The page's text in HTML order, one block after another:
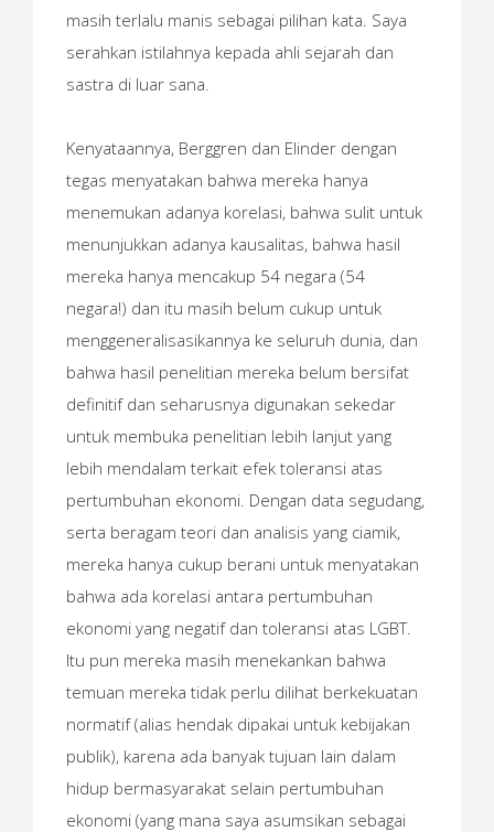
masih terlalu manis sebagai pilihan kata. Saya
serahkan istilahnya kepada ahli sejarah dan
sastra di luar sana.
Kenyataannya, Berggren dan Elinder dengan
tegas menyatakan bahwa mereka hanya
menemukan adanya korelasi, bahwa sulit untuk
menunjukkan adanya kausalitas, bahwa hasil
mereka hanya mencakup 54 negara (54
negara!) dan itu masih belum cukup untuk
menggeneralisasikannya ke seluruh dunia, dan
bahwa hasil penelitian mereka belum bersifat
definitif dan seharusnya digunakan sekedar
untuk membuka penelitian lebih lanjut yang
lebih mendalam terkait efek toleransi atas
pertumbuhan ekonomi. Dengan data segudang,
serta beragam teori dan analisis yang ciamik,
mereka hanya cukup berani untuk menyatakan
bahwa ada korelasi antara pertumbuhan
ekonomi yang negatif dan toleransi atas LGBT.
Itu pun mereka masih menekankan bahwa
temuan mereka tidak perlu dilihat berkekuatan
normatif (alias hendak dipakai untuk kebijakan
publik), karena ada banyak tujuan lain dalam
hidup bermasyarakat selain pertumbuhan
ekonomi (yang mana saya asumsikan sebagai